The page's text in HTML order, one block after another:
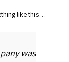
…or something like this:
was